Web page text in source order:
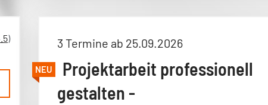
) 3 Termine ab 25.09.2026
NEU
Projektarbeit professionell
gestalten -